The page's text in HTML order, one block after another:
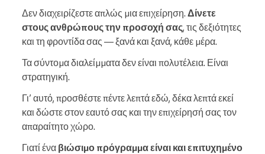
Δεν διαχειρίζεστε απλώς μια επιχείρηση. Δίνετε
στους ανθρώπους την προσοχή σας, τις δεξιότητες
και τη φροντίδα σας — ξανά και ξανά, κάθε μέρα.
Τα σύντομα διαλείμματα δεν είναι πολυτέλεια. Είναι
στρατηγική.
Γι’ αυτό, προσθέστε πέντε λεπτά εδώ, δέκα λεπτά εκεί
και δώστε στον εαυτό σας και την επιχείρησή σας τον
απαραίτητο χώρο.
Γιατί ένα βιώσιμο πρόγραμμα είναι και επιτυχημένο